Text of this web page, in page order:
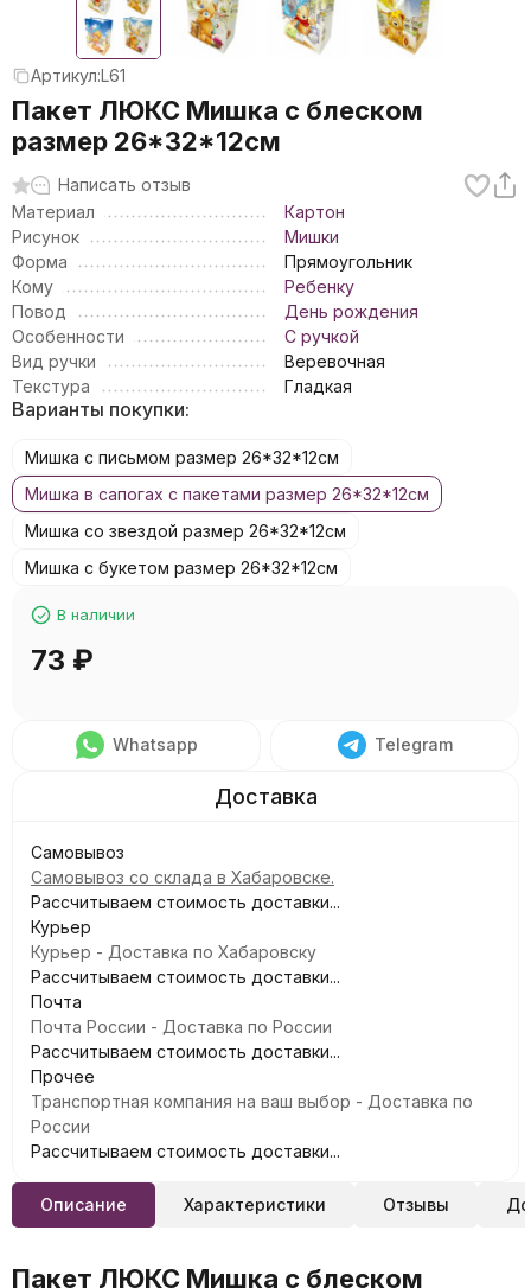
Артикул:L61
Пакет ЛЮКС Мишка с блеском
размер 26*32*12см
Написать отзыв
Материал
Картон
Рисунок
Мишки
Форма
Прямоугольник
Кому
Ребенку
Повод
День рождения
Особенности
С ручкой
Вид ручки
Веревочная
Текстура
Гладкая
Варианты покупки:
Мишка с письмом размер 26*32*12см
Мишка в сапогах с пакетами размер 26*32*12см
Мишка со звездой размер 26*32*12см
Мишка с букетом размер 26*32*12см
В наличии
73 ₽
Whatsapp Telegram
Самовывоз
Самовывоз со склада в Хабаровске.
Рассчитываем стоимость доставки...
Курьер
Курьер - Доставка по Хабаровску
Рассчитываем стоимость доставки...
Почта
Почта России - Доставка по России
Рассчитываем стоимость доставки...
Прочее
Транспортная компания на ваш выбор - Доставка по
России
Рассчитываем стоимость доставки...
Описание Характеристики Отзывы
Пакет ЛЮКС Мишка с блеском